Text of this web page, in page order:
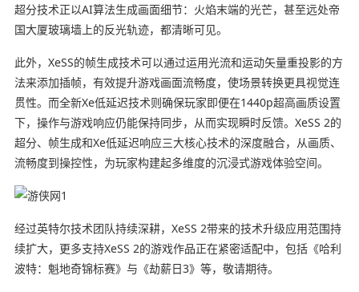
超分技术正以AI算法生成画面细节：火焰末端的光芒，甚至远处帝
国大厦玻璃墙上的反光轨迹，都清晰可见。
此外，XeSS的帧生成技术可以通过运用光流和运动矢量重投影的方
法来添加插帧，有效提升游戏画面流畅度，使场景转换更具视觉连
贯性。而全新Xe低延迟技术则确保玩家即便在1440p超高画质设置
下，操作与游戏响应仍能保持同步，从而实现瞬时反馈。XeSS 2的
超分、帧生成和Xe低延迟响应三大核心技术的深度融合，从画质、
流畅度到操控性，为玩家构建起多维度的沉浸式游戏体验空间。
经过英特尔技术团队持续深耕，XeSS 2带来的技术升级应用范围持
续扩大，更多支持XeSS 2的游戏作品正在紧密适配中，包括《哈利
波特：魁地奇锦标赛》与《劫薪日3》等，敬请期待。